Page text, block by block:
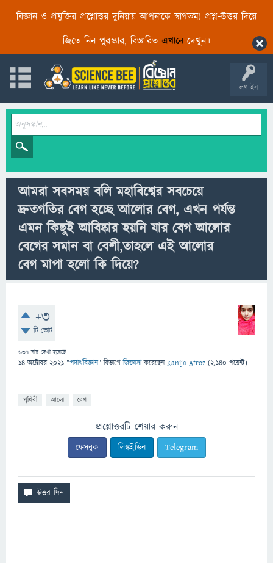
বিজ্ঞান ও প্রযুক্তির প্রশ্নোত্তর দুনিয়ায় আপনাকে স্বাগতম! প্রশ্ন-উত্তর দিয়ে
জিতে নিন পুরস্কার, বিস্তারিত এখানেদেখুন।
লগ ইন
আমরা সবসময় বলি মহাবিশ্বের সবচেয়ে
দ্রুতগতির বেগ হচ্ছে আলোর বেগ, এখন পর্যন্ত
এমন কিছুই আবিষ্কার হয়নি যার বেগ আলোর
বেগের সমান বা বেশী,তাহলে এই আলোর
বেগ মাপা হলো কি দিয়ে?
+3
টি ভোট
637 বার দেখা হয়েছে
14 অক্টোবর 2021 "পদার্থবিজ্ঞান" বিভাগে জিজ্ঞাসাকরেছেনKanija Afroz (2,140 পয়েন্ট)
পৃথিবী আলো বেগ
প্রশ্নোত্তরটি শেয়ার করুন
ফেসবুক লিঙ্কইডিন Telegram